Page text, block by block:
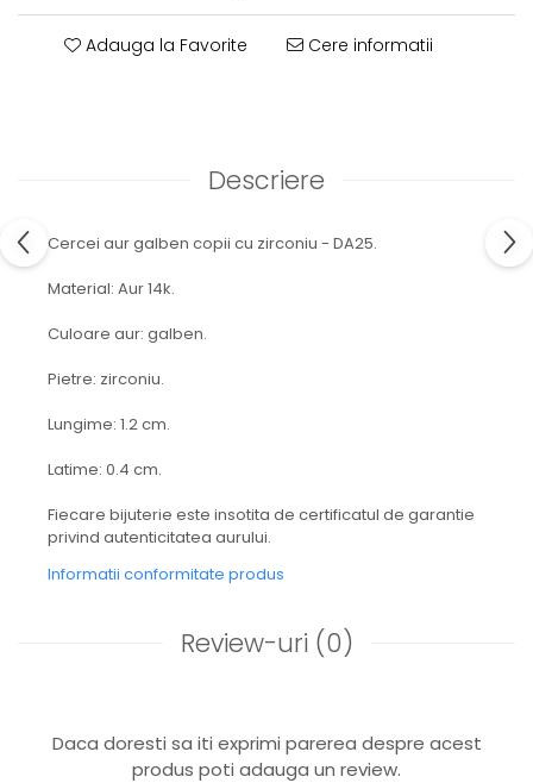
Adauga la Favorite Cere informatii
Descriere
Cercei aur galben copii cu zirconiu - DA25.
Material: Aur 14k.
Culoare aur: galben.
Pietre: zirconiu.
Lungime: 1.2 cm.
Latime: 0.4 cm.
Fiecare bijuterie este insotita de certificatul de garantie
privind autenticitatea aurului.
Informatii conformitate produs
Review-uri (0)
Daca doresti sa iti exprimi parerea despre acest
produs poti adauga un review.